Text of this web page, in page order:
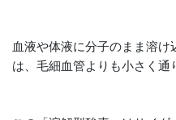
血液や体液に分子のまま溶け
は、毛細血管よりも小さく通